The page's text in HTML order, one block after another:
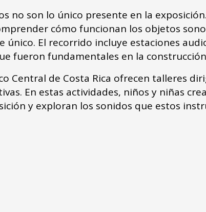
no son lo único presente en la
cómo funcionan los objetos
El recorrido incluye estaciones
fueron fundamentales en la
Central de Costa Rica ofrecen talleres
En estas actividades, niños y niñas
y exploran los sonidos que estos